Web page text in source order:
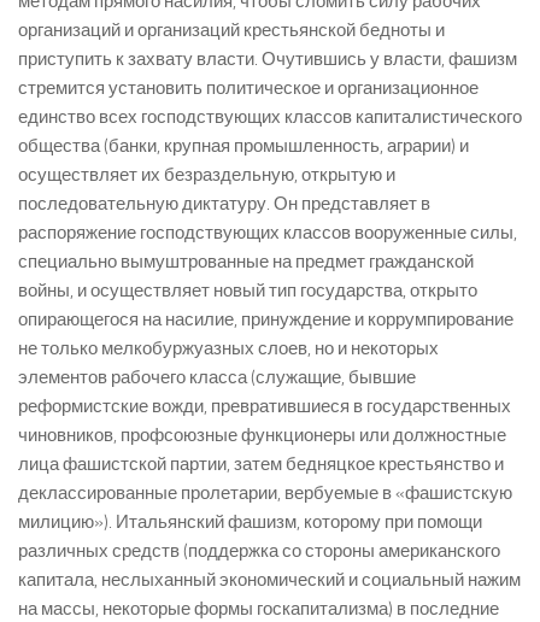
организаций и организаций крестьянской бедноты и
приступить к захвату власти. Очутившись у власти, фашизм
стремится установить политическое и организационное
единство всех господствующих классов капиталистического
общества (банки, крупная промышленность, аграрии) и
осуществляет их безраздельную, открытую и
последовательную диктатуру. Он представляет в
распоряжение господствующих классов вооруженные силы,
специально вымуштрованные на предмет гражданской
войны, и осуществляет новый тип государства, открыто
опирающегося на насилие, принуждение и коррумпирование
не только мелкобуржуазных слоев, но и некоторых
элементов рабочего класса (служащие, бывшие
реформистские вожди, превратившиеся в государственных
чиновников, профсоюзные функционеры или должностные
лица фашистской партии, затем бедняцкое крестьянство и
деклассированные пролетарии, вербуемые в «фашистскую
милицию»). Итальянский фашизм, которому при помощи
различных средств (поддержка со стороны американского
капитала, неслыханный экономический и социальный нажим
на массы, некоторые формы госкапитализма) в последние